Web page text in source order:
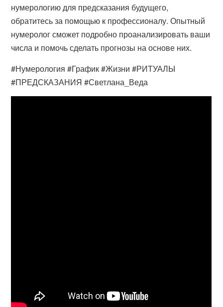
нумерологию для предсказания будущего,
обратитесь за помощью к профессионалу. Опытный
нумеролог сможет подробно проанализировать ваши
числа и помочь сделать прогнозы на основе них.
#Нумерология #График #Жизни #РИТУАЛЫ
#ПРЕДСКАЗАНИЯ #Светлана_Веда